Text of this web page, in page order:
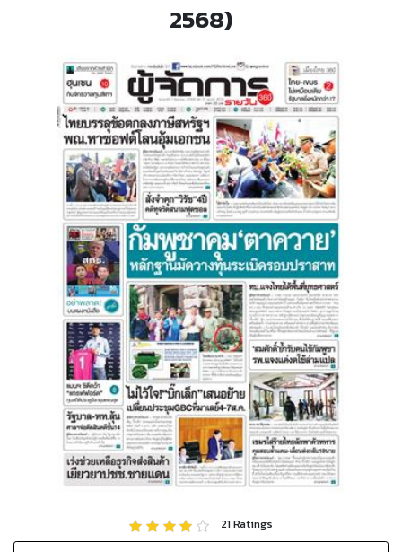
2568)
21Ratings